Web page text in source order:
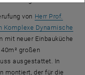
von Herr Prof.
neuen Fenster
Komplexe Dynamische
neuen Fenster
mit neuer Einbauküche
großen
ausgestattet. In
montiert, der für die